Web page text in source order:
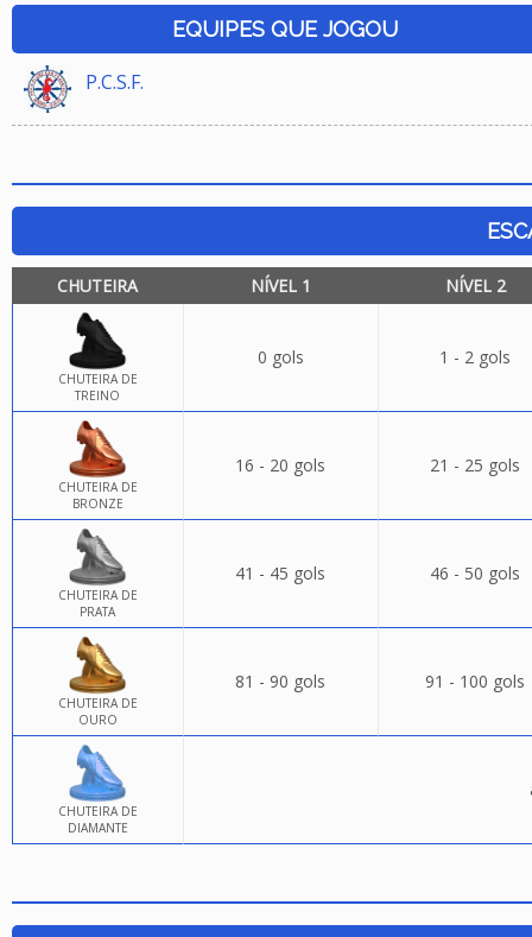
EQUIPES QUE JOGOU
P.C.S.F.
CHUTEIRA NÍVEL 1 NÍVEL 2
CHUTEIRA DE
TREINO
0 gols 1 - 2 gols
CHUTEIRA DE
BRONZE
16 - 20 gols 21 - 25 gols
CHUTEIRA DE
PRATA
41 - 45 gols 46 - 50 gols
CHUTEIRA DE
OURO
81 - 90 gols 91 - 100 gols
CHUTEIRA DE
DIAMANTE